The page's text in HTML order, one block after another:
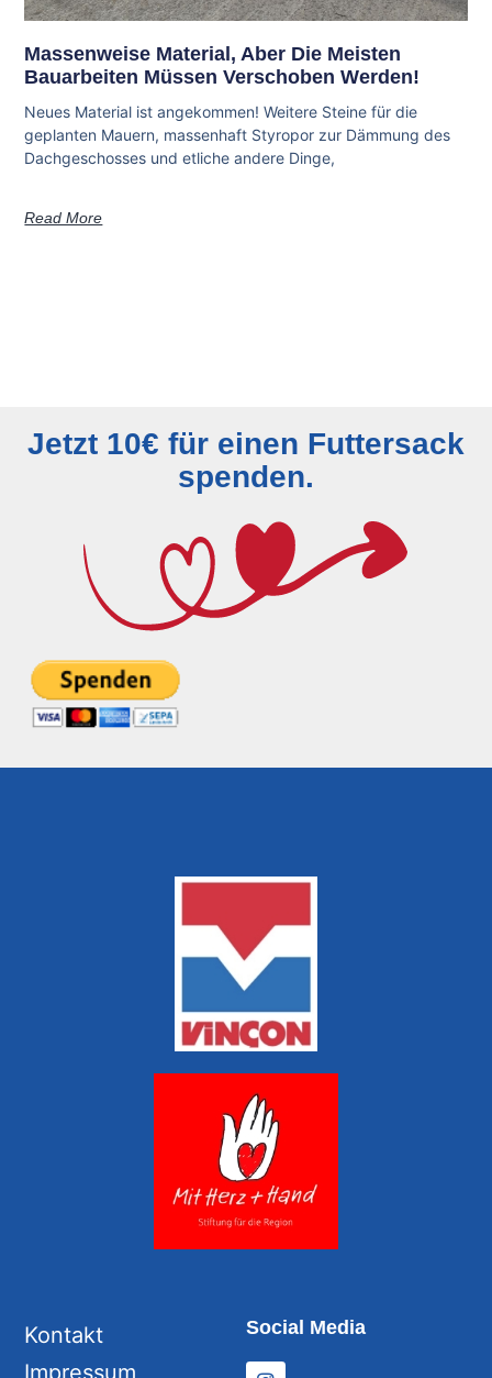
Massenweise Material, Aber Die Meisten
Bauarbeiten Müssen Verschoben Werden!
Neues Material ist angekommen! Weitere Steine für die
geplanten Mauern, massenhaft Styropor zur Dämmung des
Dachgeschosses und etliche andere Dinge,
Read More
Jetzt 10€ für einen Futtersack
spenden.
Social Media
Kontakt
Impressum